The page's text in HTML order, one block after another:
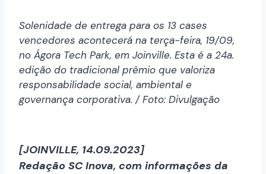
Solenidade de entrega para os 13 cases
vencedores acontecerá na terça-feira, 19/09,
no Ágora Tech Park, em Joinville. Esta é a 24a.
edição do tradicional prêmio que valoriza
responsabilidade social, ambiental e
governança corporativa. / Foto: Divulgação
[JOINVILLE, 14.09.2023]
Redação SC Inova, com informações da